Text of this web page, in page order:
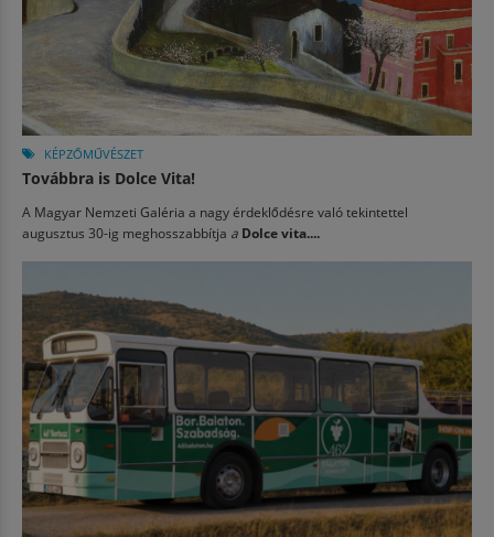
KÉPZŐMŰVÉSZET
Továbbra is Dolce Vita!
A Magyar Nemzeti Galéria a nagy érdeklődésre való tekintettel
augusztus 30-ig meghosszabbítja a Dolce vita....